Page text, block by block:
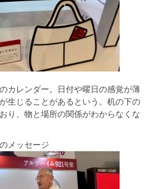
カレンダー。日付や曜日の感覚が薄
生じることがあるという。机の下の
り、物と場所の関係がわからなくな
メッセージ